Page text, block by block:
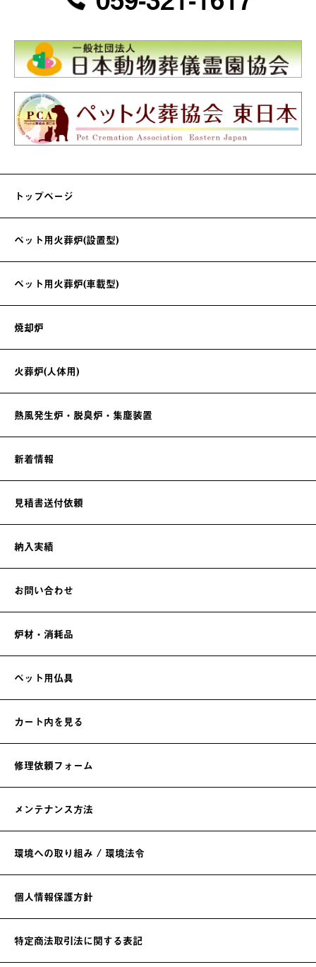
トップページ
ペット用火葬炉(設置型)
ペット用火葬炉(車載型)
焼却炉
火葬炉(人体用)
熱風発生炉・脱臭炉・集塵装置
新着情報
見積書送付依頼
納入実績
お問い合わせ
炉材・消耗品
ペット用仏具
カート内を見る
修理依頼フォーム
メンテナンス方法
環境への取り組み / 環境法令
個人情報保護方針
特定商法取引法に関する表記